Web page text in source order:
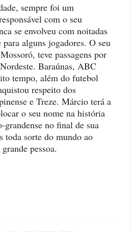
sempre foi um
com o seu
se envolveu com noitadas
alguns jogadores. O seu
teve passagens por
Baraúnas, ABC
tempo, além do futebol
respeito dos
e Treze. Márcio terá a
o seu nome na história
no final de sua
toda sorte do mundo ao
pessoa.